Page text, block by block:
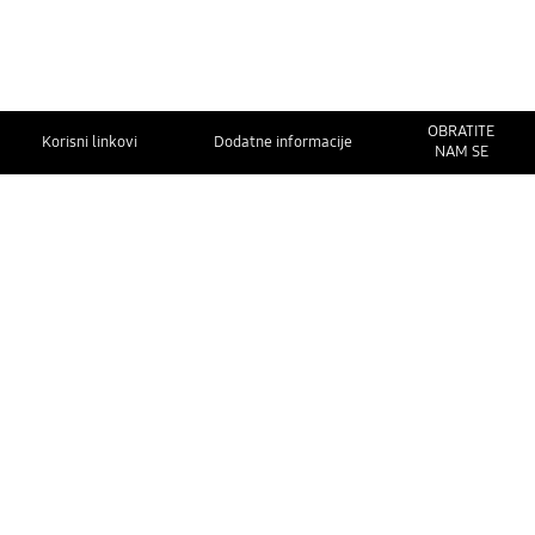
Korisni linkovi Dodatne informacije
OBRATITE
NAM SE